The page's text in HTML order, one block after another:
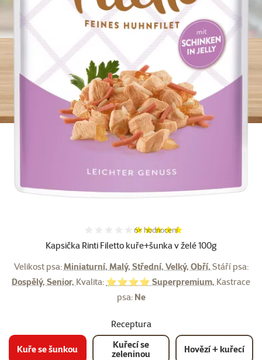
Kapsička Rinti Filetto kuře+šunka v želé 100g
Hodnocení 100%, počet hodnocení:
6× hodnocení
Velikost psa:Miniaturní, Malý, Střední, Velký, Obří, Stáří psa:
Dospělý, Senior, Kvalita: ⭐⭐⭐⭐ Superpremium, Kastrace
psa: Ne
Receptura
Kuře se šunkou
Kuřecí se
zeleninou
Hovězí + kuřecí